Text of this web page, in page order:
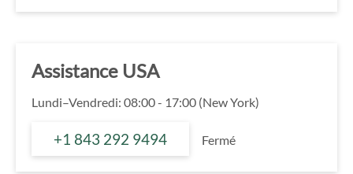
Assistance USA
Lundi–Vendredi: 08:00 - 17:00 (New York)
+1 843 292 9494 Fermé